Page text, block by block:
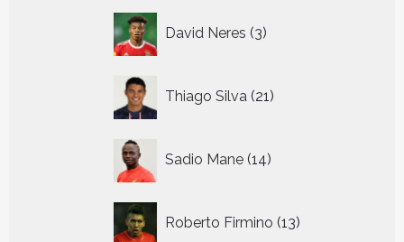
David Neres 3
producten
Thiago Silva 21
producten
Sadio Mane 14
producten
Roberto Firmino 13
producten